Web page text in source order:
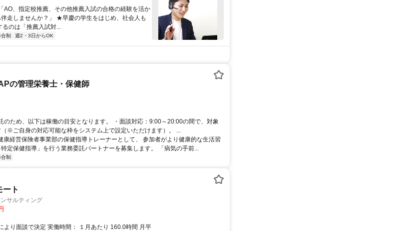
、指定校推薦、その他推薦入試の合格の経験を活か
走しませんか？」 ★早慶の学生をはじめ、社会人も
のは「推薦入試対...
制 週2・3日からOK
の管理栄養士・保健師
ため、以下は稼働の目安となります。 ・面談対応：9:00～20:00の間で、対象
※ご自身の対応可能な枠をシステム上で設定いただけます）。 ...
康経営保険者事業部の保健指導トレーナーとして、 参加者がより健康的な生活習
定保健指導」を行う業務委託パートナーを募集します。 「病気の手前...
制
ート
サルティング
より面談で決定 実働時間： １月あたり 160.0時間 月平